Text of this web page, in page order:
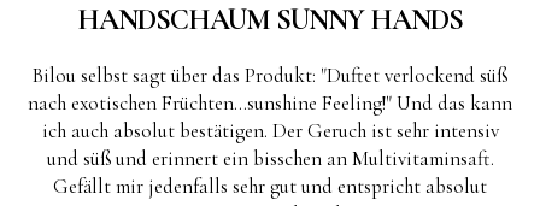
HANDSCHAUM SUNNY HANDS
Bilou selbst sagt über das Produkt: "Duftet verlockend süß
nach exotischen Früchten...sunshine Feeling!" Und das kann
ich auch absolut bestätigen. Der Geruch ist sehr intensiv
und süß und erinnert ein bisschen an Multivitaminsaft.
Gefällt mir jedenfalls sehr gut und entspricht absolut